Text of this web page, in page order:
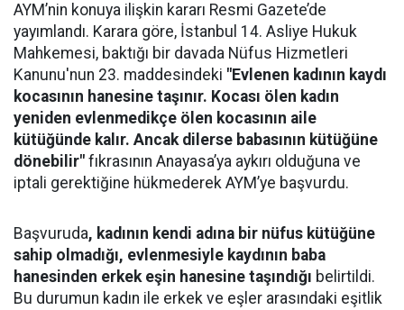
AYM’nin konuya ilişkin kararı Resmi Gazete’de
yayımlandı. Karara göre, İstanbul 14. Asliye Hukuk
Mahkemesi, baktığı bir davada Nüfus Hizmetleri
Kanunu'nun 23. maddesindeki "Evlenen kadının kaydı
kocasının hanesine taşınır. Kocası ölen kadın
yeniden evlenmedikçe ölen kocasının aile
kütüğünde kalır. Ancak dilerse babasının kütüğüne
dönebilir" fıkrasının Anayasa’ya aykırı olduğuna ve
iptali gerektiğine hükmederek AYM’ye başvurdu.
Başvuruda, kadının kendi adına bir nüfus kütüğüne
sahip olmadığı, evlenmesiyle kaydının baba
hanesinden erkek eşin hanesine taşındığı belirtildi.
Bu durumun kadın ile erkek ve eşler arasındaki eşitlik